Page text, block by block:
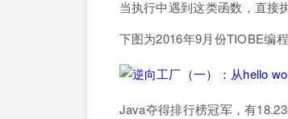
当执行中遇到这类函数，直接
下图为2016年9月份TIOBE编程
Java夺得排行榜冠军，有